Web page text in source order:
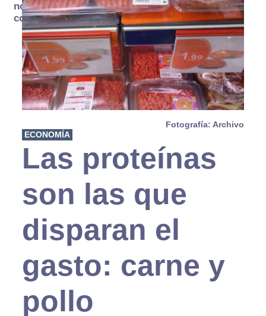
no se
consume
Fotografía: Archivo
ECONOMÍA
Las proteínas
son las que
disparan el
gasto: carne y
pollo